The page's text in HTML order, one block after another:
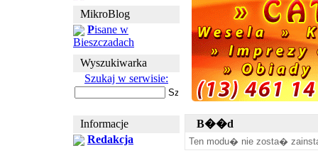
MikroBlog
Pisane w
Bieszczadach
Wyszukiwarka
Szukaj w serwisie:
Informacje
Redakcja
B��d
Ten modu� nie zosta�